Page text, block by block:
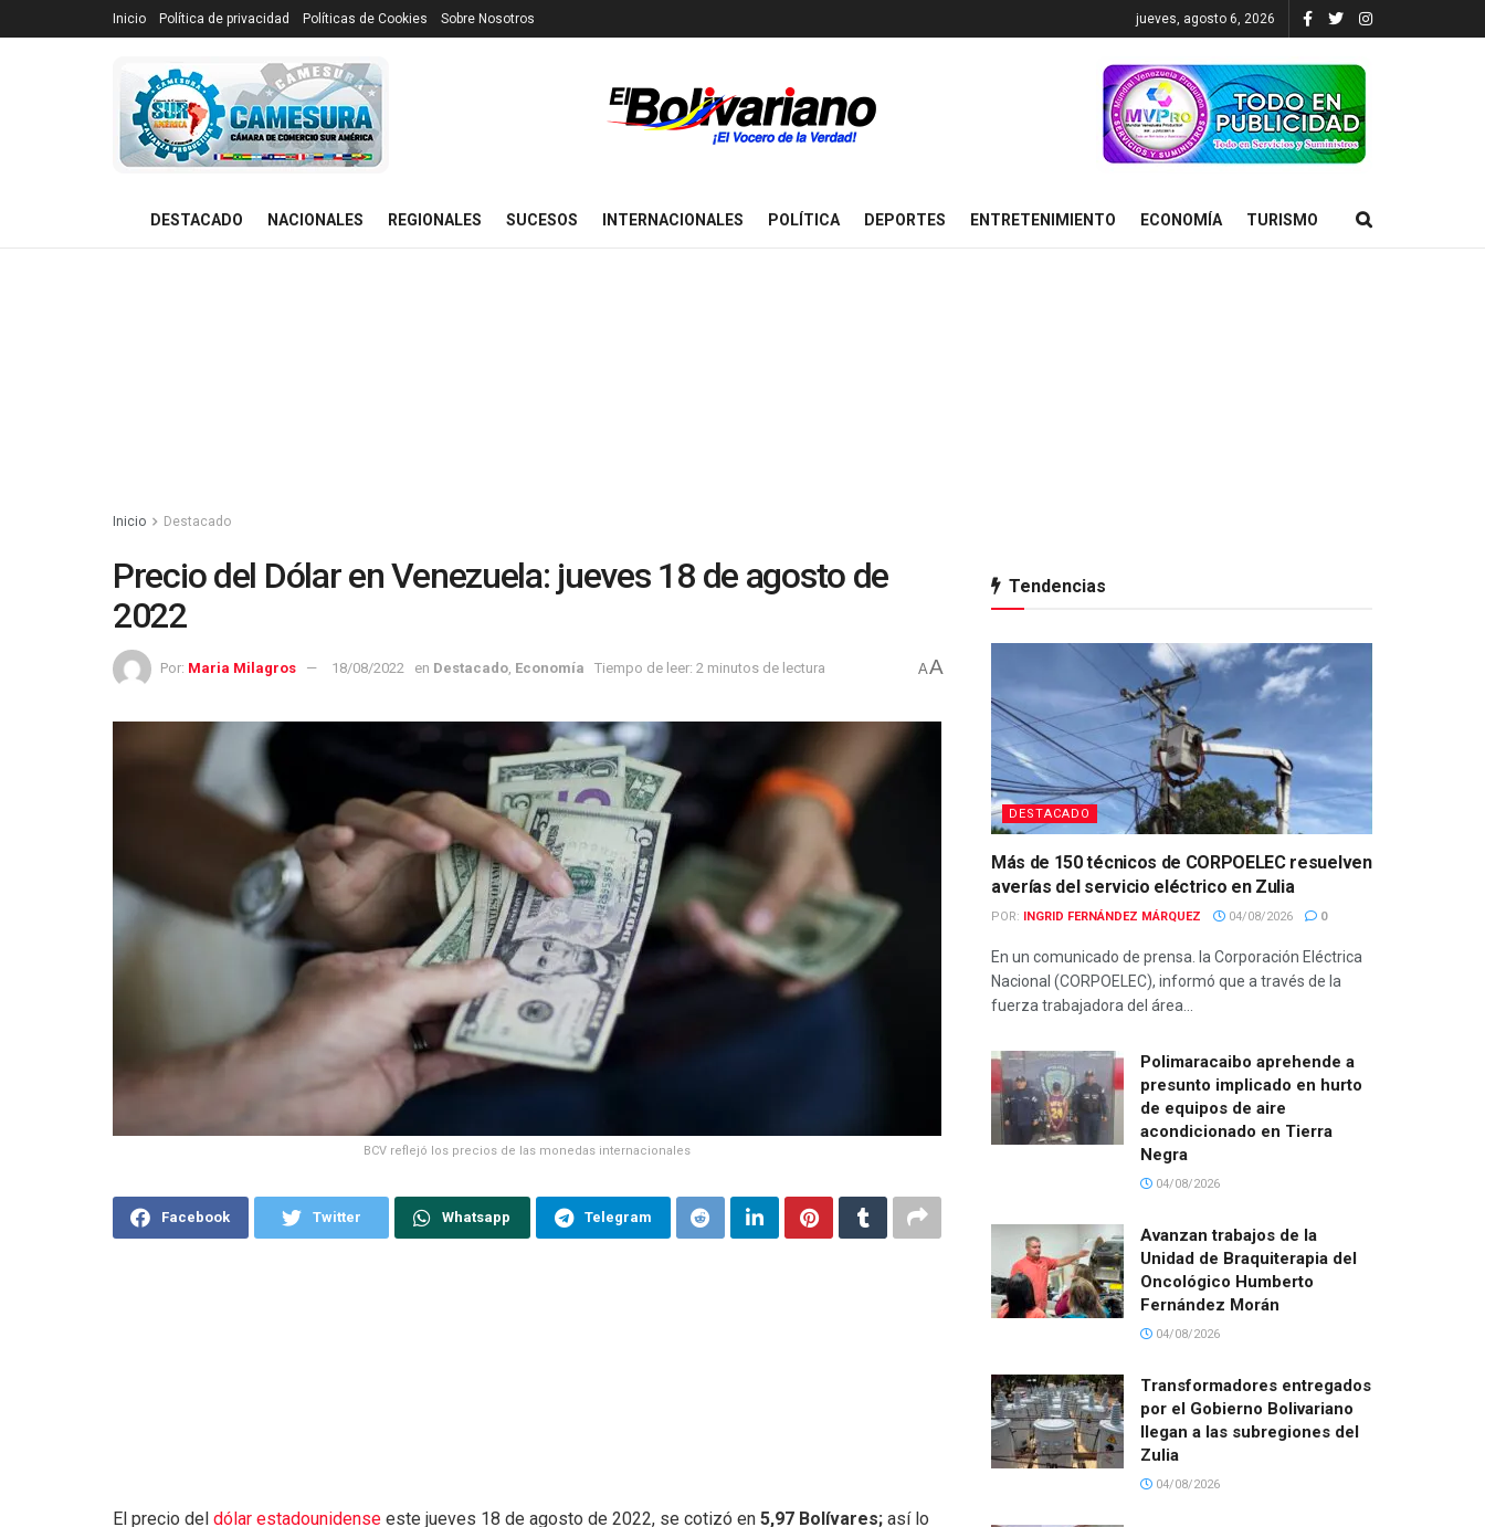
Inicio Política de privacidad Políticas de Cookies Sobre Nosotros jueves, agosto 6, 2026
DESTACADO NACIONALES REGIONALES SUCESOS INTERNACIONALES POLÍTICA DEPORTES ENTRETENIMIENTO ECONOMÍA TURISMO
Inicio Destacado
Precio del Dólar en Venezuela: jueves 18 de agosto de
2022
Por: Maria Milagros 18/08/2022 en Destacado Economía Tiempo de leer: 2 minutos de lectura AA
BCV reflejó los precios de las monedas internacionales
Facebook Twitter Whatsapp Telegram
El precio del dólar estadounidense este jueves 18 de agosto de 2022, se cotizó en 5,97 Bolívares; así lo
Tendencias
DESTACADO
Más de 150 técnicos de CORPOELEC resuelven
averías del servicio eléctrico en Zulia
POR: INGRID FERNÁNDEZ MÁRQUEZ 04/08/2026 0
En un comunicado de prensa. la Corporación Eléctrica
Nacional (CORPOELEC), informó que a través de la
fuerza trabajadora del área...
Polimaracaibo aprehende a
presunto implicado en hurto
de equipos de aire
acondicionado en Tierra
Negra
04/08/2026
Avanzan trabajos de la
Unidad de Braquiterapia del
Oncológico Humberto
Fernández Morán
04/08/2026
Transformadores entregados
por el Gobierno Bolivariano
llegan a las subregiones del
Zulia
04/08/2026